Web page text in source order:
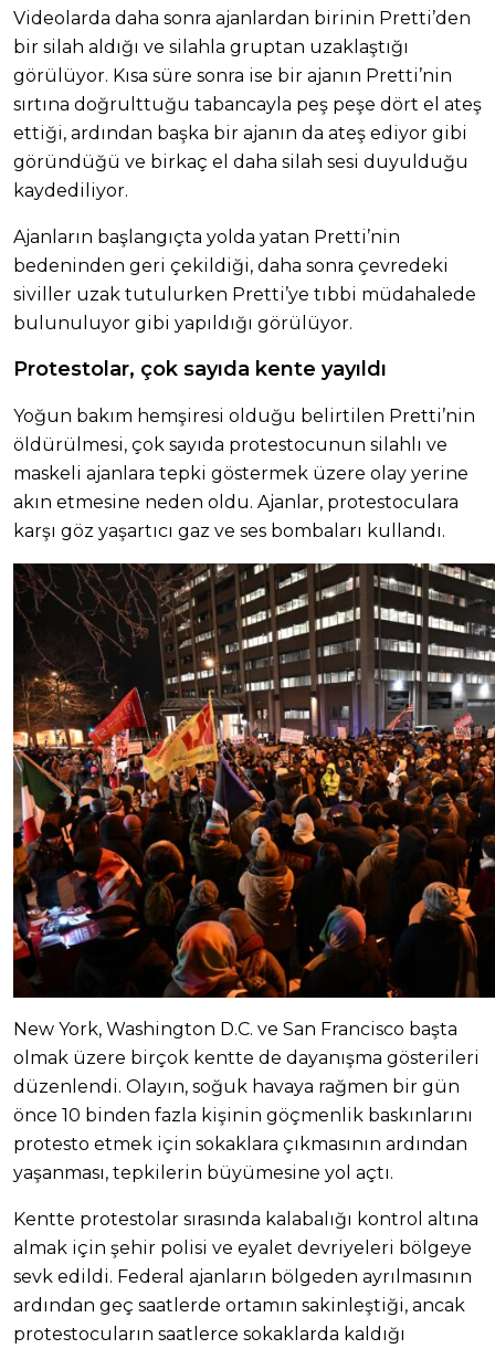
Videolarda daha sonra ajanlardan birinin Pretti’den
bir silah aldığı ve silahla gruptan uzaklaştığı
görülüyor. Kısa süre sonra ise bir ajanın Pretti’nin
sırtına doğrulttuğu tabancayla peş peşe dört el ateş
ettiği, ardından başka bir ajanın da ateş ediyor gibi
göründüğü ve birkaç el daha silah sesi duyulduğu
kaydediliyor.
Ajanların başlangıçta yolda yatan Pretti’nin
bedeninden geri çekildiği, daha sonra çevredeki
siviller uzak tutulurken Pretti’ye tıbbi müdahalede
bulunuluyor gibi yapıldığı görülüyor.
Protestolar, çok sayıda kente yayıldı
Yoğun bakım hemşiresi olduğu belirtilen Pretti’nin
öldürülmesi, çok sayıda protestocunun silahlı ve
maskeli ajanlara tepki göstermek üzere olay yerine
akın etmesine neden oldu. Ajanlar, protestoculara
karşı göz yaşartıcı gaz ve ses bombaları kullandı.
New York, Washington D.C. ve San Francisco başta
olmak üzere birçok kentte de dayanışma gösterileri
düzenlendi. Olayın, soğuk havaya rağmen bir gün
önce 10 binden fazla kişinin göçmenlik baskınlarını
protesto etmek için sokaklara çıkmasının ardından
yaşanması, tepkilerin büyümesine yol açtı.
Kentte protestolar sırasında kalabalığı kontrol altına
almak için şehir polisi ve eyalet devriyeleri bölgeye
sevk edildi. Federal ajanların bölgeden ayrılmasının
ardından geç saatlerde ortamın sakinleştiği, ancak
protestocuların saatlerce sokaklarda kaldığı